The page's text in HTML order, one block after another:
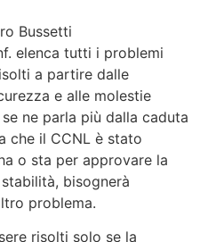
Bussetti
elenca tutti i problemi
a partire dalle
e alle molestie
ne parla più dalla caduta
che il CCNL è stato
o sta per approvare la
bisognerà
problema.
risolti solo se la